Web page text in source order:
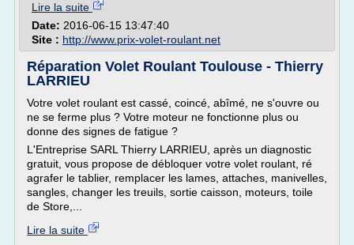
Lire la suite
Date: 2016-06-15 13:47:40
Site : http://www.prix-volet-roulant.net
Réparation Volet Roulant Toulouse - Thierry
LARRIEU
Votre volet roulant est cassé, coincé, abîmé, ne s'ouvre ou
ne se ferme plus ? Votre moteur ne fonctionne plus ou
donne des signes de fatigue ?
L'Entreprise SARL Thierry LARRIEU, après un diagnostic
gratuit, vous propose de débloquer votre volet roulant, ré
agrafer le tablier, remplacer les lames, attaches, manivelles,
sangles, changer les treuils, sortie caisson, moteurs, toile
de Store,...
Lire la suite